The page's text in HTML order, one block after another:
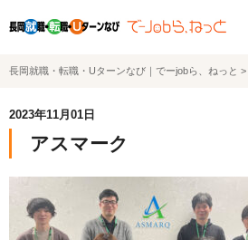
ホーム
企業・求人情報
サポートデスクの紹介
長岡就職・転職・Uターンなび｜でーjobら、ねっと >
2023年11月01日
アスマーク